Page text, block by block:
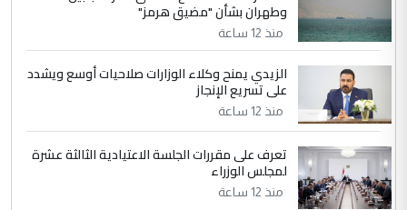
مضجعيك يابن الزنا (نص كامل)
5
التعليق : تحياتي لك استاذ حامدتركان. كلام
دقيق ومسؤول؛ فالاستثمار الحقيقي للإنسان
الموضوع :
بين الإهمال واغتصاب الأرض.. بلاد
الرافدين تعاني الجفاف والتصحر!!
وطهران بشأن "مضيق هرمز"
منذ 12 ساعة
الزيدي يمنح وكلاء الوزارات صلاحيات أوسع ويشدد
على تسريع الإنجاز
منذ 12 ساعة
تعرف على مقررات الجلسة الاعتيادية الثالثة عشرة
لمجلس الوزراء
منذ 12 ساعة